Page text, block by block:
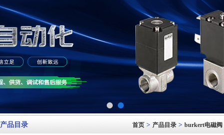
产品目录 首页> 产品目录> burkert电磁阀